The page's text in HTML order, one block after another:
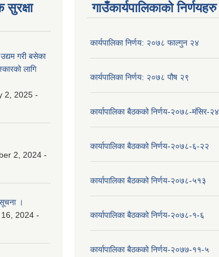
गरी बसेका
लागि
2, 2025 -
2, 2024 -
सूचना ।
2024 -
गाउँकार्यपालिकाको निर्णयहरु
कार्यपालिका निर्णय: २०७८ फाल्गुन २४
कार्यपालिका निर्णय: २०७८ पौष २९
कार्यापालिका बैठकको निर्णय-२०७८-मंसिर-२४
कार्यापालिका बैठकको निर्णय-२०७८-६-२२
कार्यापालिका बैठकको निर्णय-२०७८-५१३
कार्यापालिका बैठकको निर्णय-२०७८-१-६
कार्यापालिका बैठकको निर्णय-२०७७-११-५